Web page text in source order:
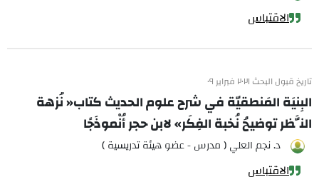
الاقتباس
تاريخ قبول البحث ٢٠٢١ فبراير ٠٩
البِنيَة المَنطقيّة في شرح علوم الحديث كتاب« نُزهة
النَّظر توضيحُ نُخبة الفِكَر» لابن حجر أُنْموذَجًا
د. نجم العلي ( مدرس - عضو هيئة تدريسية )
الاقتباس